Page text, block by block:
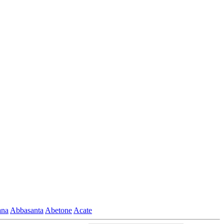
AbbasantaAbetoneAcate